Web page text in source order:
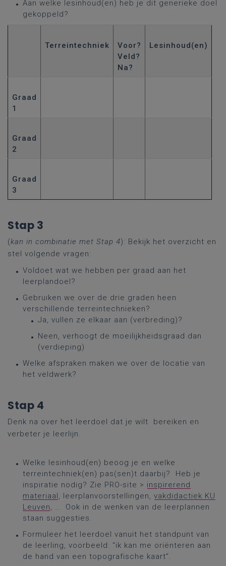
Aan welke lesinhoud(en) heb je dit generieke doel
gekoppeld?
Terreintechniek
Voor?
Veld?
Na?
Lesinhoud(en)
Graad
1
Graad
2
Graad
3
Stap 3
(kan in combinatie met Stap 4): Bekijk het overzicht en
stel volgende vragen:
Voldoet wat we hebben per graad aan het
leerplandoel?
Gebruiken we over de drie graden heen
verschillende terreintechnieken?
Ja, vullen ze elkaar aan (verbreding)?
Neen, verhoogt de moeilijkheidsgraad dan
(verdieping)
Welke afspraken maken we over de locatie van
het veldwerk?
Stap 4
Denk na over het leerdoel dat je wilt bereiken en
verbeter je leerlijn.
Welke lesinhoud(en) beoog je en welke
terreintechniek(en) pas(sen)t daarbij? Heb je
inspiratie nodig? Zie PRO-site > inspirerend
materiaal, leerplanvoorstellingen, vakdidactiek KU
Leuven, … Ook in de wenken van de leerplannen
staan suggesties.
Formuleer het leerdoel vanuit het standpunt van
de leerling, voorbeeld: “ik kan me oriënteren aan
de hand van een topografische kaart”.